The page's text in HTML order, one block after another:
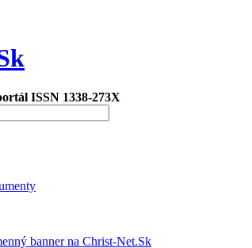
ISSN 1338-273X